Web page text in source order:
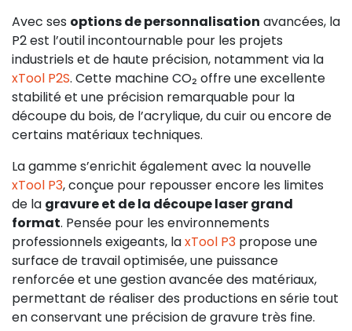
Avec ses options de personnalisation avancées, la
P2 est l’outil incontournable pour les projets
industriels et de haute précision, notamment via la
xTool P2S. Cette machine CO₂ offre une excellente
stabilité et une précision remarquable pour la
découpe du bois, de l’acrylique, du cuir ou encore de
certains matériaux techniques.
La gamme s’enrichit également avec la nouvelle
xTool P3, conçue pour repousser encore les limites
de la gravure et de la découpe laser grand
format. Pensée pour les environnements
professionnels exigeants, laxTool P3 propose une
surface de travail optimisée, une puissance
renforcée et une gestion avancée des matériaux,
permettant de réaliser des productions en série tout
en conservant une précision de gravure très fine.